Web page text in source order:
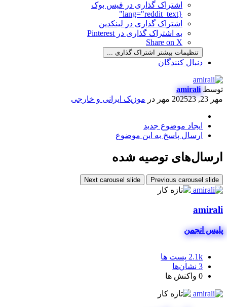
اشتراک گذاری در فیس بوک
{lang="reddit_text"
اشتراک گذاری در لینکدین
به اشتراک گذاری در Pinterest
Share on X
تنظیمات بیشتر اشتراک گذاری ...
دنبال کنندگان
توسطamirali
مهر 23, 2025
23 مهر در موزیک ایرانی و خارجی
ایجاد موضوع جدید
ارسال پاسخ به این موضوع
ارسال‌های توصیه شده
Previous carousel slide
Next carousel slide
amirali
پلیس انجمن
2.1k پست ها
3 نشان‌ها
0 واکنش ها